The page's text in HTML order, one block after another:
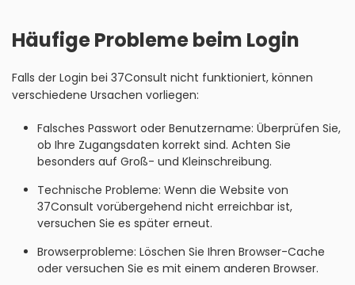
Häufige Probleme beim Login
Falls der Login bei 37Consult nicht funktioniert, können
verschiedene Ursachen vorliegen:
Falsches Passwort oder Benutzername: Überprüfen Sie,
ob Ihre Zugangsdaten korrekt sind. Achten Sie
besonders auf Groß- und Kleinschreibung.
Technische Probleme: Wenn die Website von
37Consult vorübergehend nicht erreichbar ist,
versuchen Sie es später erneut.
Browserprobleme: Löschen Sie Ihren Browser-Cache
oder versuchen Sie es mit einem anderen Browser.